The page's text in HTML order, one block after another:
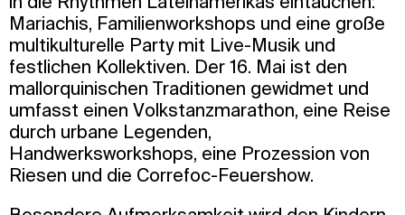
Mariachis, Familienworkshops und eine große
multikulturelle Party mit Live-Musik und
festlichen Kollektiven. Der 16. Mai ist den
mallorquinischen Traditionen gewidmet und
umfasst einen Volkstanzmarathon, eine Reise
durch urbane Legenden,
Handwerksworkshops, eine Prozession von
Riesen und die Correfoc-Feuershow.